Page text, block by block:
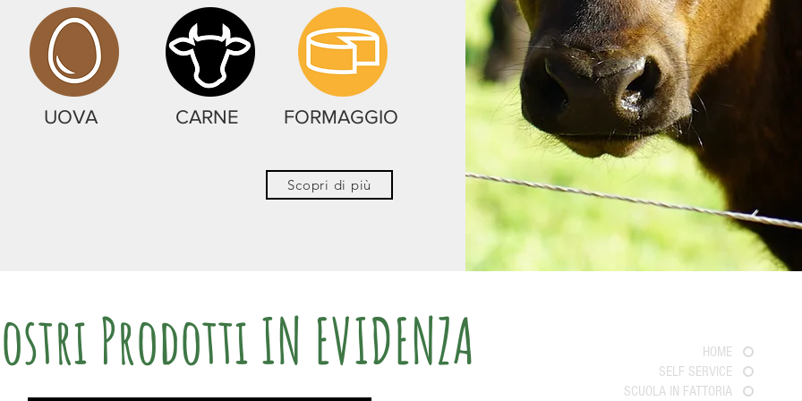
HOME
SELF SERVICE
SCUOLA IN FATTORIA
UOVA CARNE FORMAGGIO
Scopri di più
Prodotti IN EVIDENZA